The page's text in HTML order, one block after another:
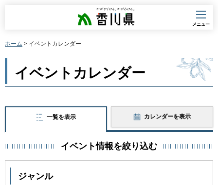
香川県
メニュー
ホーム > イベントカレンダー
イベントカレンダー
一覧を表示 カレンダーを表示
イベント情報を絞り込む
ジャンル